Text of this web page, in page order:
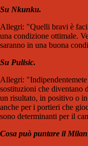
Su Nkunku.
Allegri: "Quelli bravi è
una condizione ottimale.
saranno in una buona
Su Pulisic.
Allegri:
sostituzioni che diventano
un risultato, in positivo o
anche per i portieri che
sono determinanti per il
Cosa può puntare il